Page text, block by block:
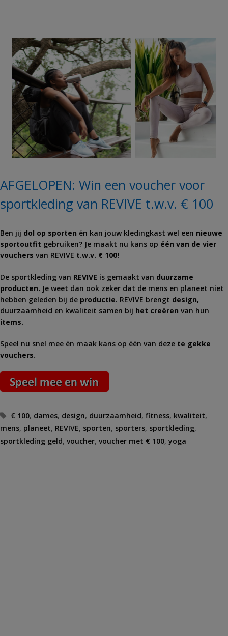
AFGELOPEN: Win een voucher voor
sportkleding van REVIVE t.w.v. € 100
Ben jij dol op sporten én kan jouw kledingkast wel een nieuwe
sportoutfit gebruiken? Je maakt nu kans op één van de vier
vouchers van REVIVE t.w.v. € 100!
De sportkleding van REVIVE is gemaakt van duurzame
producten. Je weet dan ook zeker dat de mens en planeet niet
hebben geleden bij de productie. REVIVE brengt design,
duurzaamheid en kwaliteit samen bij het creëren van hun
items.
Speel nu snel mee én maak kans op één van deze te gekke
vouchers.
Tags
€ 100, dames, design, duurzaamheid,fitness, kwaliteit,
mens, planeet, REVIVE, sporten, sporters, sportkleding,
sportkleding geld, voucher, voucher met € 100, yoga